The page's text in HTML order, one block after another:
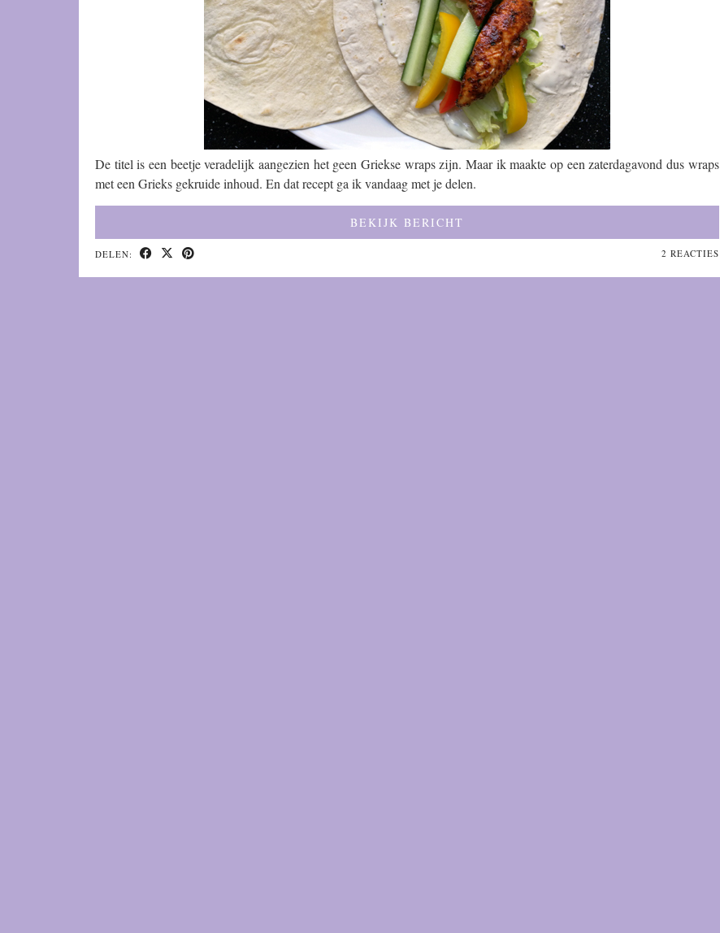
De titel is een beetje veradelijk aangezien het geen Griekse wraps zijn. Maar ik maakte op een zaterdagavond dus wraps
met een Grieks gekruide inhoud. En dat recept ga ik vandaag met je delen.
BEKIJK BERICHT
DELEN: 2 REACTIES